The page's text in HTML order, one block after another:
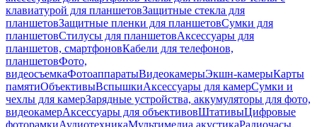
клавиатурой для планшетовЗащитные стекла для
планшетовЗащитные пленки для планшетовСумки для
планшетовСтилусы для планшетовАксессуары для
планшетов, смартфоновКабели для телефонов,
планшетовФото,
видеосъемкаФотоаппаратыВидеокамерыЭкшн-камерыКарты
памятиОбъективыВспышкиАксессуары для камерСумки и
чехлы для камерЗарядные устройства, аккумуляторы для фото,
видеокамерАксессуары для объективовШтативыЦифровые
фоторамкиАудиотехникаМультимедиа акустикаРадиочасы,